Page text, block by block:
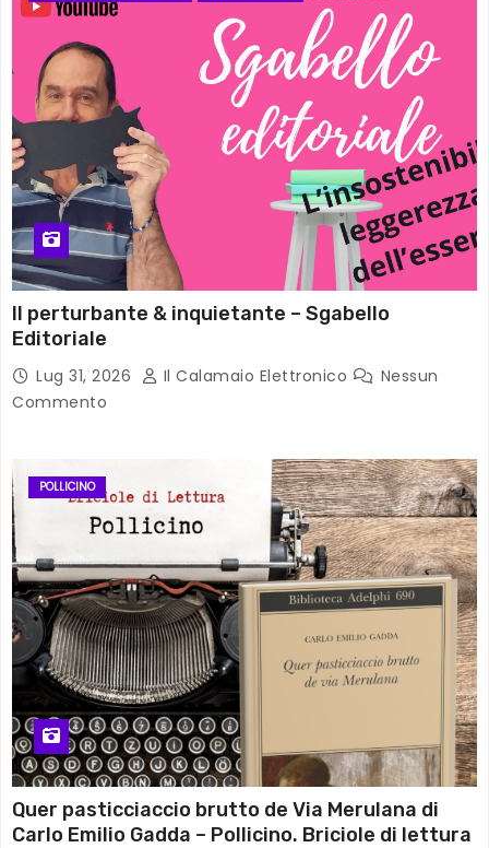
Il perturbante & inquietante – Sgabello
Editoriale
Lug 31, 2026 Il Calamaio Elettronico
Nessun
Commento
POLLICINO
Quer pasticciaccio brutto de Via Merulana di
Carlo Emilio Gadda – Pollicino. Briciole di lettura